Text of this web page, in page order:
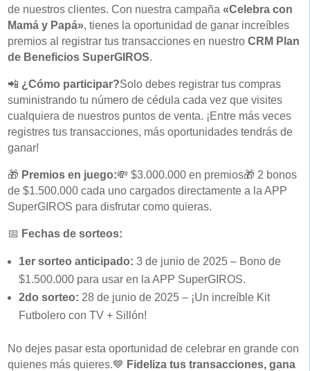
de nuestros clientes. Con nuestra campaña«Celebra con
Mamá y Papá», tienes la oportunidad de ganar increíbles
premios al registrar tus transacciones en nuestroCRM Plan
de Beneficios SuperGIROS.
📲 ¿Cómo participar?Solo debes registrar tus compras
suministrando tu número de cédula cada vez que visites
cualquiera de nuestros puntos de venta. ¡Entre más veces
registres tus transacciones, más oportunidades tendrás de
ganar!
🎁 Premios en juego:💸 $3.000.000 en premios🎁 2 bonos
de $1.500.000 cada uno cargados directamente a la APP
SuperGIROS para disfrutar como quieras.
📅 Fechas de sorteos:
1er sorteo anticipado: 3 de junio de 2025 – Bono de
$1.500.000 para usar en la APP SuperGIROS.
2do sorteo: 28 de junio de 2025 – ¡Un increíble Kit
Futbolero con TV + Sillón!
No dejes pasar esta oportunidad de celebrar en grande con
quienes más quieres.💙 Fideliza tus transacciones, gana